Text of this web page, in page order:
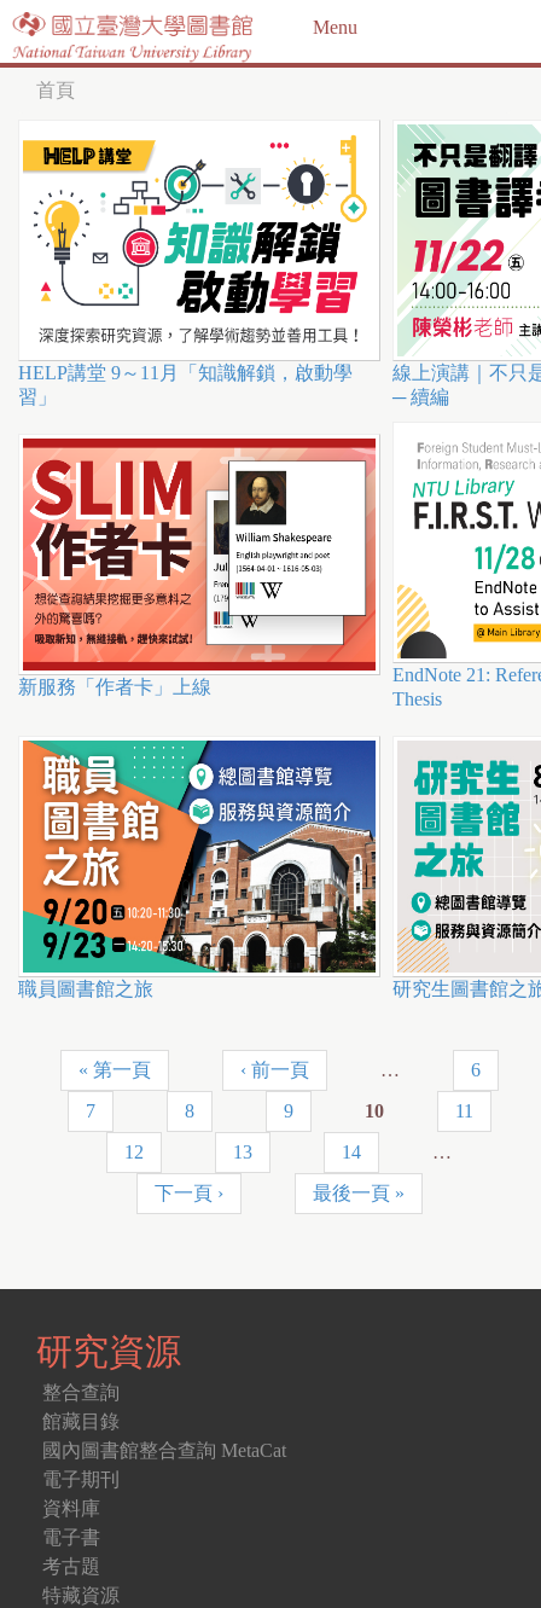
Jump to navigation
Menu
在
這
裡
首頁
HELP講堂 9～11月「知識解鎖，啟動學
習」
線上演講｜不只
─ 續編
新服務「作者卡」上線
EndNote 21:
Thesis
職員圖書館之旅 研究生圖書館之
« 第一頁 ‹ 前一頁 …
6
7
8 9 10
11
12
13 14
…
下一頁 ›
最後一頁 »
研究資源
整合查詢
館藏目錄
國內圖書館整合查詢 MetaCat
電子期刊
資料庫
電子書
考古題
特藏資源